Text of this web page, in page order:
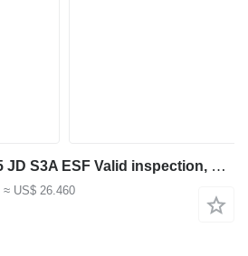
Atlas Copco QES 105 JD S3A ESF Valid inspection, Diesel, 105 k
≈ US$ 26.460